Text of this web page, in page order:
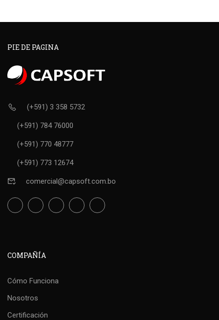
PIE DE PAGINA
(+591) 3 358 5732
(+591) 784 76000
(+591) 770 48777
(+591) 773 12674
comercial@capsoft.com.bo
COMPAÑÍA
Cómo Funciona
Nosotros
Certificación